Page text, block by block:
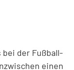
bei der Fußball-
einen